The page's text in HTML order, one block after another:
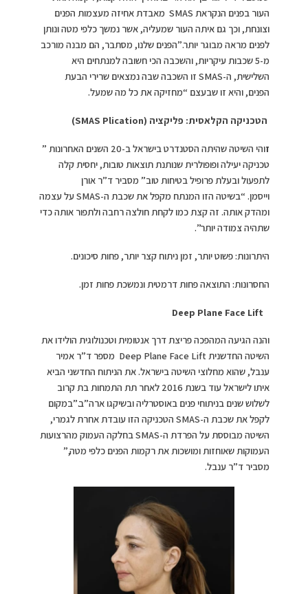
העור בפנים הנקראת SMAS מאבדת אחיזה מעצמות הפנים
וצונחת, וכך גם איתה העור שמעליה, אשר נמשך כלפי מטה ונותן
לפנים מראה מבוגר יותר.”הפנים שלנו, מסתבר, הם מבנה מורכב
מ-5 שכבות עיקריות, והשכבה הכי חשובה למנתחים היא
השלישית, ה-SMAS זו השכבה שבה נמצאים שרירי הבעת
הפנים, והיא זו שבעצם “מחזיקה את כל מה שמעל.
הטכניקה הקלאסית: פליקציה (SMAS Plication)
ז
והי השיטה שהיתה הסטנדרט בישראל ב-20 השנים האחרונות ”
טכניקה יעילה ופופולרית שנותנת תוצאות טובות, יחסית קלה
לתפעול ובעלת פרופיל בטיחות טוב” מסביר ד”ר אורן
וייסמן. “בשיטה הזו המנתח מקפל את שכבת ה-SMAS על עצמה
ומהדק אותה. זה קצת כמו לקחת חולצה רחבה ולתפור אותה כדי
שתהיה צמודה יותר”.
היתרונות: פשוט יותר, זמן ניתוח קצר יותר, פחות סיכונים.
החסרונות: התוצאה פחות דרמטית ונמשכת פחות זמן.
והנה הגיעה המהפכה פריצת דרך אנטומית וטכנולוגית הולידו את
השיטה החדשנית Deep Plane Face Lift מספר ד”ר אמיר
ענבל, שהוא מחלוצי השיטה בישראל. את הניתוח החדשני הביא
איתו לישראל עוד בשנת 2016 לאחר תת התמחות בת קרוב
לשלוש שנים בניתוחי פנים באוסטרליה ובשיקגו ארה”ב.”במקום
לקפל את שכבת ה-SMAS הטכניקה הזו עובדת אחרת לגמרי,
השיטה מבוססת על הפרדת ה-SMAS בחלקה העמוק מהרצועות
העמוקות שאוחזות ומושכות את רקמות הפנים כלפי מטה,”
מסביר ד”ר ענבל.